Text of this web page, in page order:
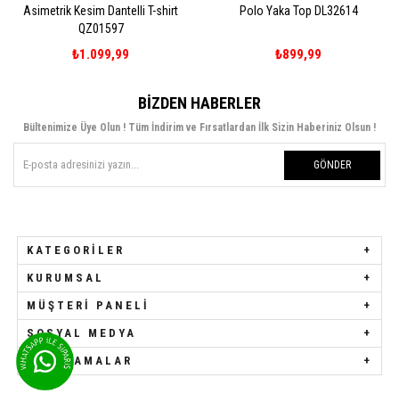
Asimetrik Kesim Dantelli T-shirt
QZ01597
₺1.099,99
Polo Yaka Top DL32614
₺899,99
BIZDEN HABERLER
Bültenimize Üye Olun ! Tüm İndirim ve Fırsatlardan İlk Sizin Haberiniz Olsun !
GÖNDER
KATEGORILER
KURUMSAL
MÜŞTERI PANELI
SOSYAL MEDYA
UYGULAMALAR